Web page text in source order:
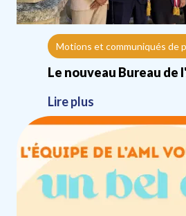
Motions et communiqués de
Le nouveau Bureau de
Lire plus